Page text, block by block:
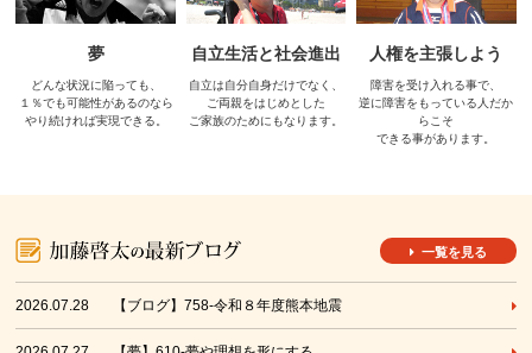
夢
どんな状況に陥っても、
１％でも可能性があるのなら
やり続ければ実現できる。
自立生活と社会進出
自立は自分自身だけでなく、
ご両親をはじめとした
ご家族のためにもなります。
人権を主張しよう
障害を受け入れる事で、
逆に障害をもっている人だか
らこそ
できる事があります。
一覧を見る
2026.07.28 【ブログ】758-令和８年度熊本地震